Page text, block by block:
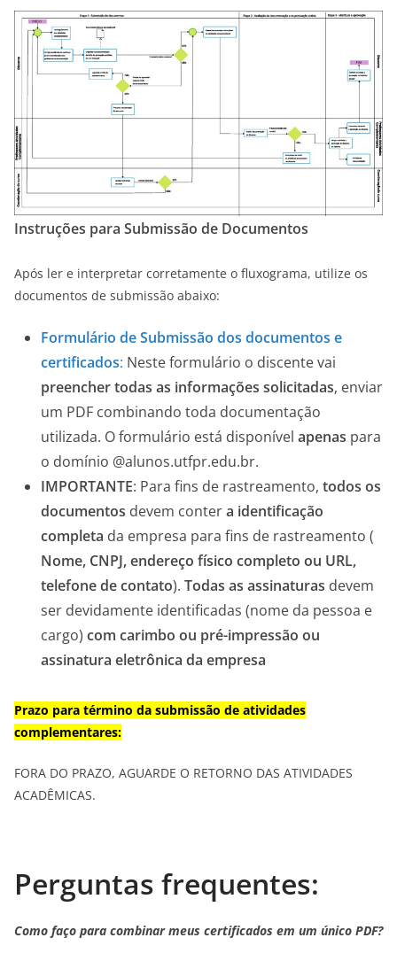
Instruções para Submissão de Documentos
Após ler e interpretar corretamente o fluxograma, utilize os
documentos de submissão abaixo:
Formulário de Submissão dos documentos e
certificados: Neste formulário o discente vai
preencher todas as informações solicitadas, enviar
um PDF combinando toda documentação
utilizada. O formulário está disponível apenas para
o domínio @alunos.utfpr.edu.br.
IMPORTANTE: Para fins de rastreamento, todos os
documentos devem contera identificação
completa da empresa para fins de rastreamento (
Nome, CNPJ, endereço físico completo ou URL,
telefone de contato). Todas as assinaturas devem
ser devidamente identificadas (nome da pessoa e
cargo) com carimbo ou pré-impressão ou
assinatura eletrônica da empresa
Prazo para término da submissão de atividades
complementares:
FORA DO PRAZO, AGUARDE O RETORNO DAS ATIVIDADES
ACADÊMICAS.
Perguntas frequentes:
Como faço para combinar meus certificados em um único PDF?